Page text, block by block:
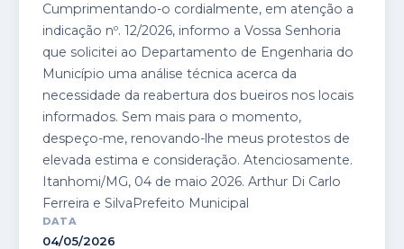
Cumprimentando-o cordialmente, em atenção a
indicação nº. 12/2026, informo a Vossa Senhoria
que solicitei ao Departamento de Engenharia do
Município uma análise técnica acerca da
necessidade da reabertura dos bueiros nos locais
informados. Sem mais para o momento,
despeço-me, renovando-lhe meus protestos de
elevada estima e consideração. Atenciosamente.
Itanhomi/MG, 04 de maio 2026. Arthur Di Carlo
Ferreira e SilvaPrefeito Municipal
DATA
04/05/2026